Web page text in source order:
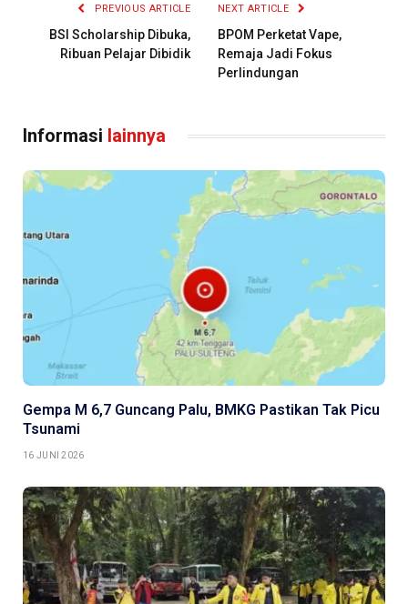
PREVIOUS ARTICLE
BSI Scholarship Dibuka,
Ribuan Pelajar Dibidik
NEXT ARTICLE
BPOM Perketat Vape,
Remaja Jadi Fokus
Perlindungan
Informasi lainnya
Gempa M 6,7 Guncang Palu, BMKG Pastikan Tak Picu
Tsunami
16 JUNI 2026